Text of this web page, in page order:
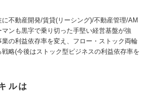
不動産開発/賃貸(リーシング)/不動産管理/AM
ンも黒字で乗り切った手堅い経営基盤が強
の利益依存率を変え、フロー・ストック両輪
略(今後はストック型ビジネスの利益依存率を
ルは